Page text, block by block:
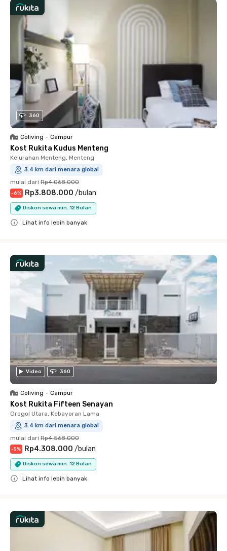
360
Coliving • Campur
Kost Rukita Kudus Menteng
Kelurahan Menteng, Menteng
3.4 km dari menara global
mulai dari Rp4.068.000
-6% Rp3.808.000 /bulan
Diskon sewa min. 12 Bulan
Lihat info lebih banyak
Video 360
Coliving • Campur
Kost Rukita Fifteen Senayan
Grogol Utara, Kebayoran Lama
3.4 km dari menara global
mulai dari Rp4.568.000
-5% Rp4.308.000 /bulan
Diskon sewa min. 12 Bulan
Lihat info lebih banyak